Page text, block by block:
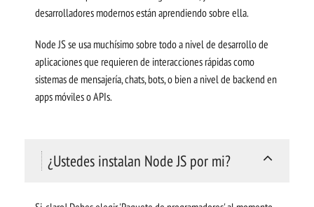
desarrolladores modernos están aprendiendo sobre ella.
Node JS se usa muchísimo sobre todo a nivel de desarrollo de
aplicaciones que requieren de interacciones rápidas como
sistemas de mensajería, chats, bots, o bien a nivel de backend en
apps móviles o APIs.
¿Ustedes instalan Node JS por mi?